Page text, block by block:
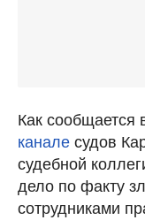
Как сообщается
канале судов
судебной
дело по факту
сотрудниками